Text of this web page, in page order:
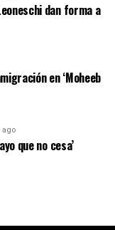
dan forma a
en ‘Moheeb
ago
que no cesa’